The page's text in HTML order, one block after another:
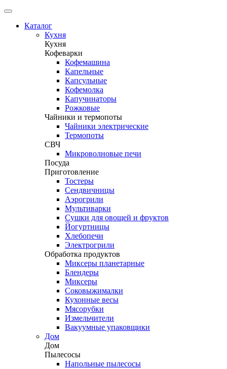
Каталог
Кухня
Кухня
Кофеварки
Кофемашина
Капельные
Капсульные
Кофемолка
Капучинаторы
Рожковые
Чайники и термопоты
Чайники электрические
Термопоты
СВЧ
Микроволновые печи
Посуда
Приготовление
Тостеры
Сендвичницы
Аэрогрили
Мультиварки
Сушки для овощей и фруктов
Йогуртницы
Хлебопечи
Электрогрили
Обработка продуктов
Миксеры планетарные
Блендеры
Миксеры
Соковыжималки
Кухонные весы
Мясорубки
Измельчители
Вакуумные упаковщики
Дом
Дом
Пылесосы
Напольные пылесосы